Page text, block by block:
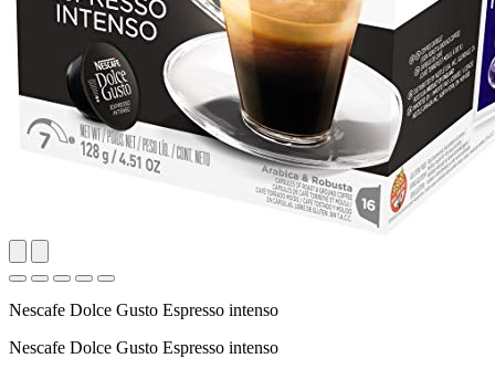
Nescafe Dolce Gusto Espresso intenso
Nescafe Dolce Gusto Espresso intenso